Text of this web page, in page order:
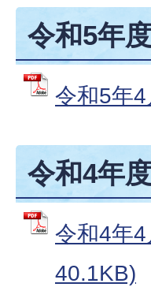
令和5年
令和5年
令和4年
令和4年
40.1KB)